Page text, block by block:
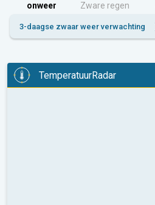
onweer Zware regen
3-daagse zwaar weer verwachting
TemperatuurRadar